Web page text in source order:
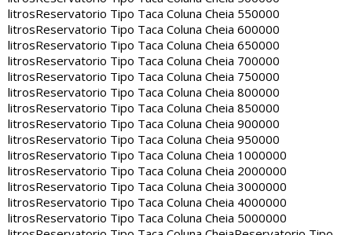
litrosReservatorio Tipo Taca Coluna Cheia 550000
litrosReservatorio Tipo Taca Coluna Cheia 600000
litrosReservatorio Tipo Taca Coluna Cheia 650000
litrosReservatorio Tipo Taca Coluna Cheia 700000
litrosReservatorio Tipo Taca Coluna Cheia 750000
litrosReservatorio Tipo Taca Coluna Cheia 800000
litrosReservatorio Tipo Taca Coluna Cheia 850000
litrosReservatorio Tipo Taca Coluna Cheia 900000
litrosReservatorio Tipo Taca Coluna Cheia 950000
litrosReservatorio Tipo Taca Coluna Cheia 1000000
litrosReservatorio Tipo Taca Coluna Cheia 2000000
litrosReservatorio Tipo Taca Coluna Cheia 3000000
litrosReservatorio Tipo Taca Coluna Cheia 4000000
litrosReservatorio Tipo Taca Coluna Cheia 5000000